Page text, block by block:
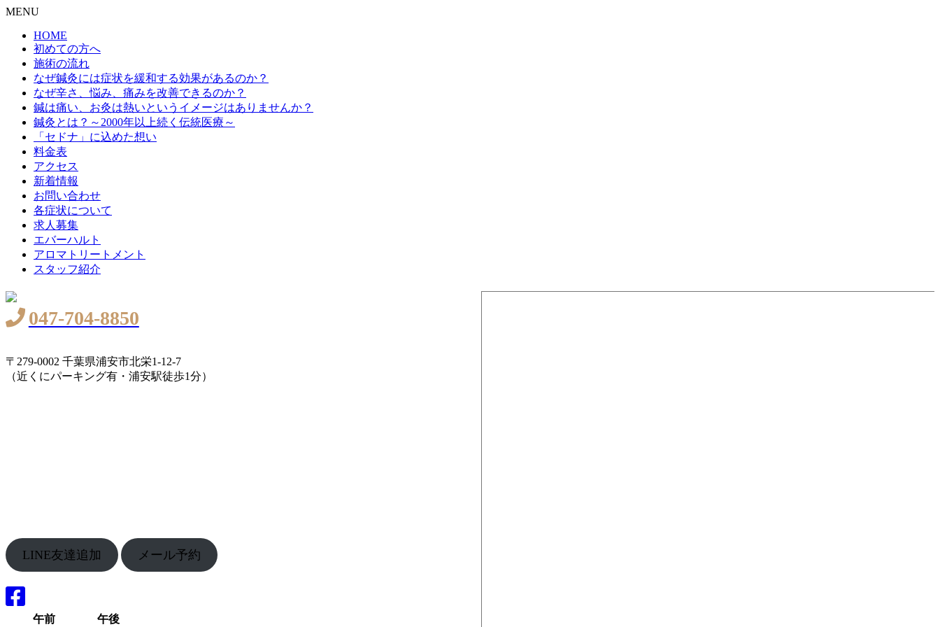
MENU
HOME
初めての方へ
施術の流れ
なぜ鍼灸には症状を緩和する効果があるのか？
なぜ辛さ、悩み、痛みを改善できるのか？
鍼は痛い、お灸は熱いというイメージはありませんか？
鍼灸とは？～2000年以上続く伝統医療～
「セドナ」に込めた想い
料金表
アクセス
新着情報
お問い合わせ
各症状について
求人募集
エバーハルト
アロマトリートメント
スタッフ紹介
047-704-8850
〒279-0002 千葉県浦安市北栄1-12-7
（近くにパーキング有・浦安駅徒歩1分）
LINE友達追加 メール予約
午前 午後